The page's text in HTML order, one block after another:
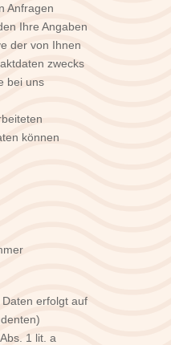
Anfragen
Ihre Angaben
der von Ihnen
zwecks
bei uns
können
erfolgt auf
1 lit. a